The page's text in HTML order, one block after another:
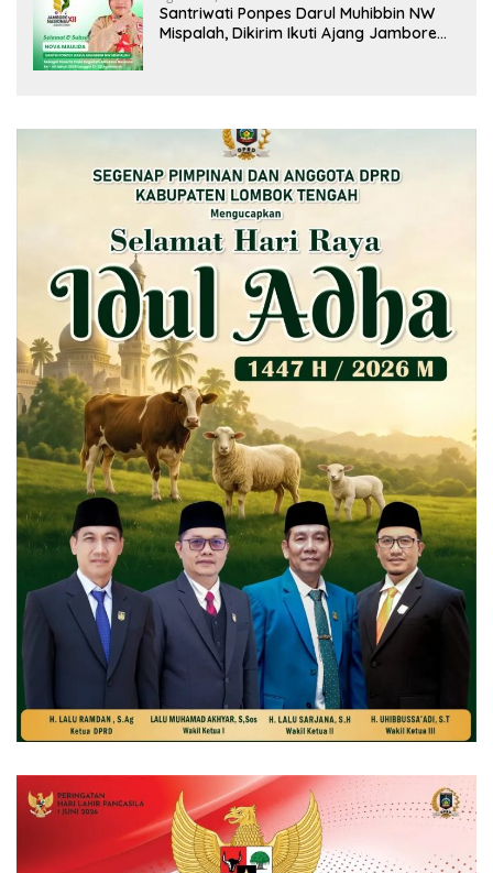
Santriwati Ponpes Darul Muhibbin NW
Mispalah, Dikirim Ikuti Ajang Jambore